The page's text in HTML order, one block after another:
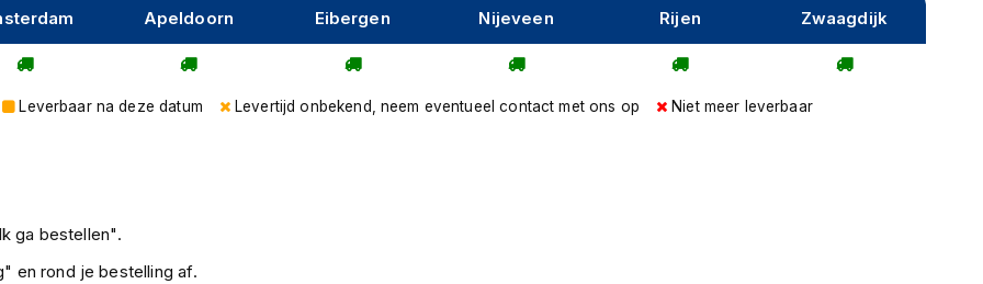
Apeldoorn Eibergen Nijeveen Rijen Zwaagdijk
Leverbaar na deze datum Levertijd onbekend, neem eventueel contact met ons op Niet meer leverbaar
ga bestellen".
en rond je bestelling af.